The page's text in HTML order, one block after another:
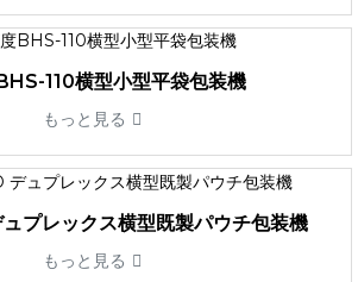
110横型小型平袋包装機
もっと見る
プレックス横型既製パウチ包装機
もっと見る